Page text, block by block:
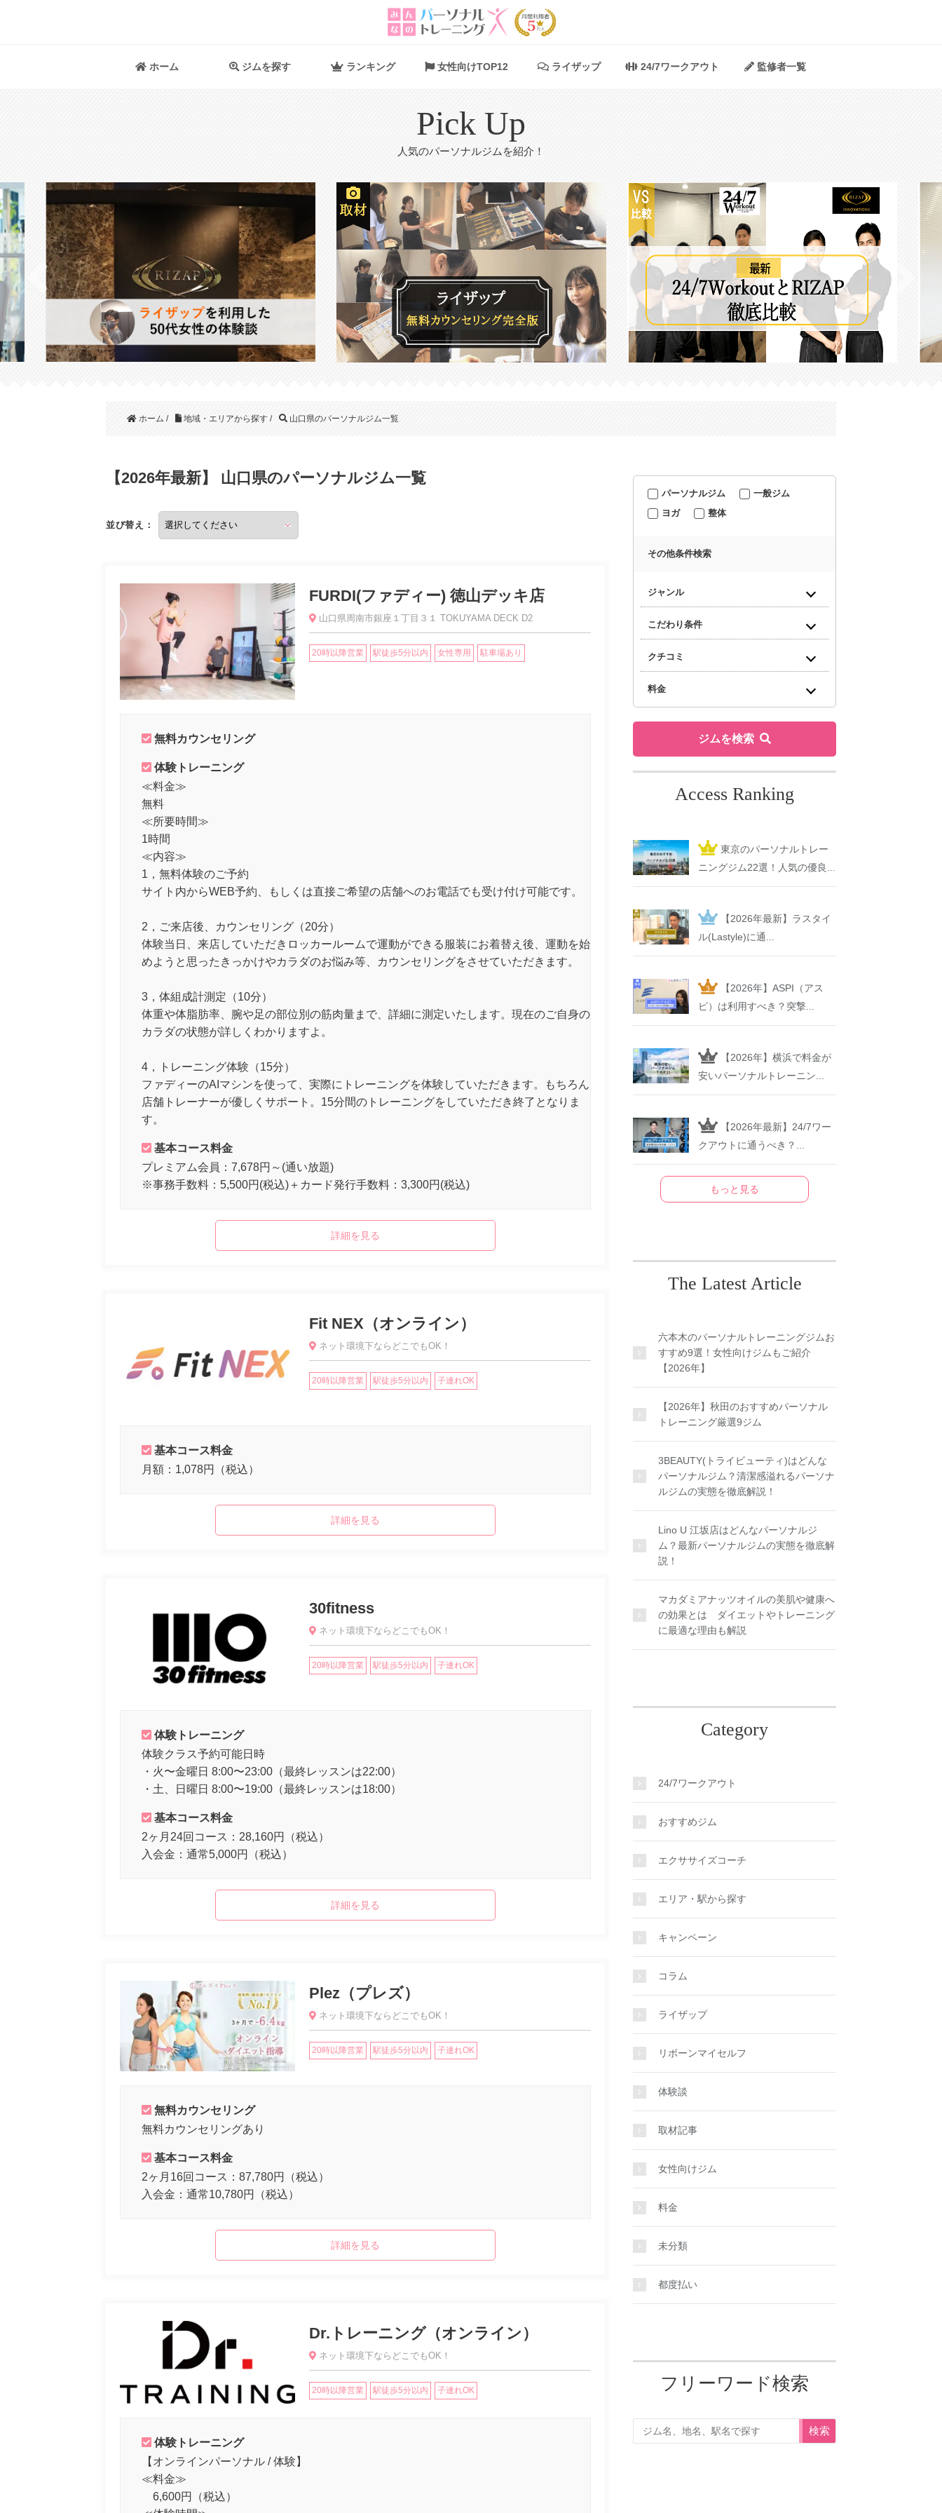
ホーム ジムを探す ランキング 女性向けTOP12 ライザップ 24/7ワークアウト 監修者一覧
Pick Up
人気のパーソナルジムを紹介！
ホーム / 地域・エリアから探す / 山口県のパーソナルジム一覧
【2026年最新】 山口県のパーソナルジム一覧
並び替え：
FURDI(ファディー) 徳山デッキ店
山口県周南市銀座１丁目３１ TOKUYAMA DECK D2
20時以降営業 駅徒歩5分以内 女性専用 駐車場あり
無料カウンセリング
体験トレーニング
≪料金≫
無料
≪所要時間≫
1時間
≪内容≫
1，無料体験のご予約
サイト内からWEB予約、もしくは直接ご希望の店舗へのお電話でも受け付け可能です。
2，ご来店後、カウンセリング（20分）
体験当日、来店していただきロッカールームで運動ができる服装にお着替え後、運動を始
めようと思ったきっかけやカラダのお悩み等、カウンセリングをさせていただきます。
3，体組成計測定（10分）
体重や体脂肪率、腕や足の部位別の筋肉量まで、詳細に測定いたします。現在のご自身の
カラダの状態が詳しくわかりますよ。
4，トレーニング体験（15分）
ファディーのAIマシンを使って、実際にトレーニングを体験していただきます。もちろん
店舗トレーナーが優しくサポート。15分間のトレーニングをしていただき終了となりま
す。
基本コース料金
プレミアム会員：7,678円～(通い放題)
※事務手数料：5,500円(税込)＋カード発行手数料：3,300円(税込)
詳細を見る
Fit NEX（オンライン）
ネット環境下ならどこでもOK！
20時以降営業 駅徒歩5分以内 子連れOK
基本コース料金
月額：1,078円（税込）
詳細を見る
30fitness
ネット環境下ならどこでもOK！
20時以降営業 駅徒歩5分以内 子連れOK
体験トレーニング
体験クラス予約可能日時
・火〜金曜日 8:00〜23:00（最終レッスンは22:00）
・土、日曜日 8:00〜19:00（最終レッスンは18:00）
基本コース料金
2ヶ月24回コース：28,160円（税込）
入会金：通常5,000円（税込）
詳細を見る
Plez（プレズ）
ネット環境下ならどこでもOK！
20時以降営業 駅徒歩5分以内 子連れOK
無料カウンセリング
無料カウンセリングあり
基本コース料金
2ヶ月16回コース：87,780円（税込）
入会金：通常10,780円（税込）
詳細を見る
Dr.トレーニング（オンライン）
ネット環境下ならどこでもOK！
20時以降営業 駅徒歩5分以内 子連れOK
体験トレーニング
【オンラインパーソナル / 体験】
≪料金≫
6,600円（税込）
パーソナルジム
一般ジム
ヨガ
整体
その他条件検索
ジャンル
こだわり条件
クチコミ
料金
ジムを検索
Access Ranking
東京のパーソナルトレー
ニングジム22選！人気の優良...
【2026年最新】ラスタイ
ル(Lastyle)に通...
【2026年】ASPI（アス
ピ）は利用すべき？突撃...
【2026年】横浜で料金が
安いパーソナルトレーニン...
【2026年最新】24/7ワー
クアウトに通うべき？...
もっと見る
The Latest Article
六本木のパーソナルトレーニングジムお
すすめ9選！女性向けジムもご紹介
【2026年】
【2026年】秋田のおすすめパーソナル
トレーニング厳選9ジム
3BEAUTY(トライビューティ)はどんな
パーソナルジム？清潔感溢れるパーソナ
ルジムの実態を徹底解説！
Lino U 江坂店はどんなパーソナルジ
ム？最新パーソナルジムの実態を徹底解
説！
マカダミアナッツオイルの美肌や健康へ
の効果とは ダイエットやトレーニング
に最適な理由も解説
Category
24/7ワークアウト
おすすめジム
エクササイズコーチ
エリア・駅から探す
キャンペーン
コラム
ライザップ
リボーンマイセルフ
体験談
取材記事
女性向けジム
料金
未分類
都度払い
フリーワード検索
検索